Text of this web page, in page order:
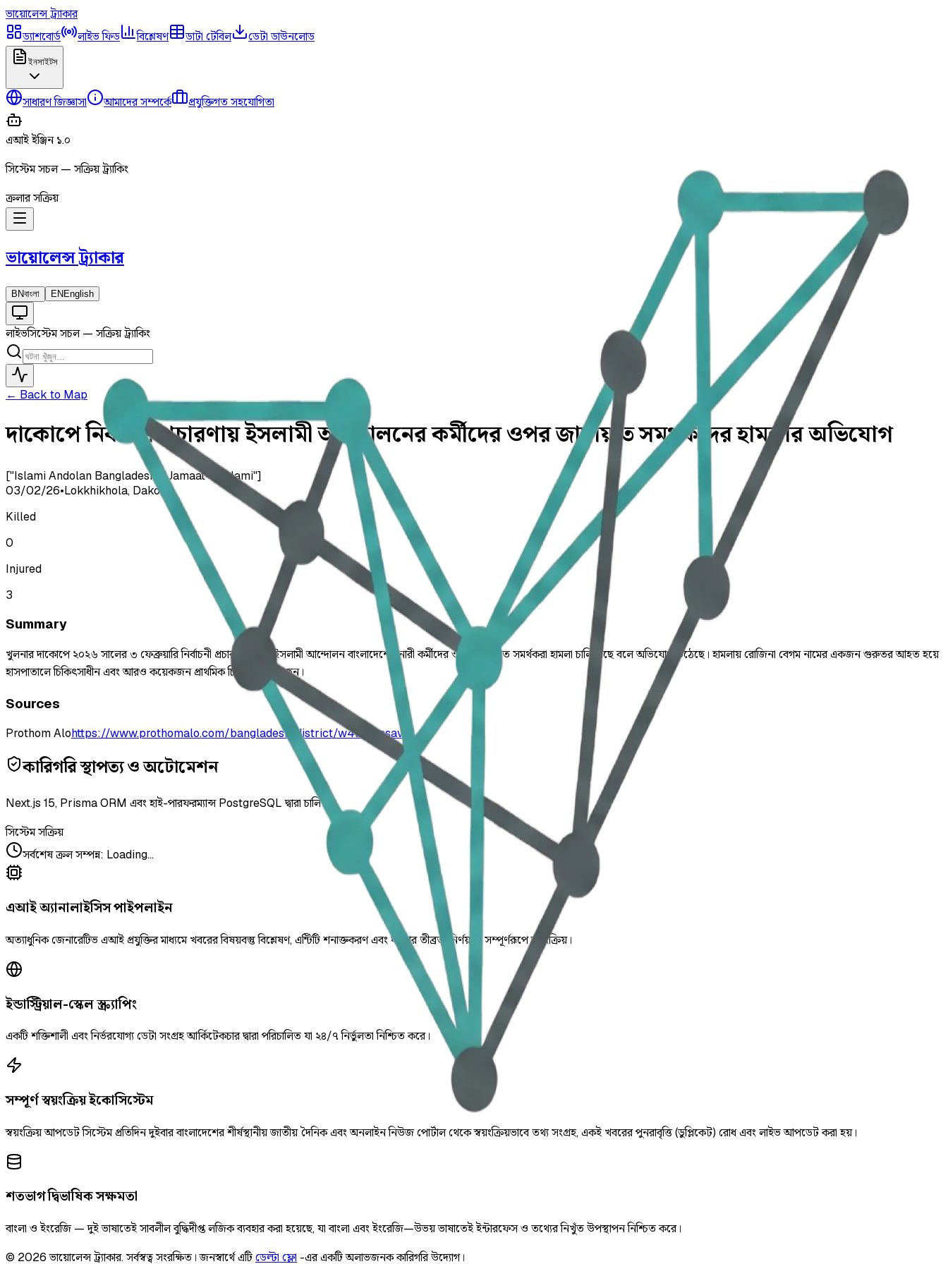
ভায়োলেন্সট্র্যাকার
ড্যাশবোর্ড
লাইভ ফিড বিশ্লেষণ ডাটা টেবিল ডেটা ডাউনলোড
ইনসাইটস
সাধারণ জিজ্ঞাসা আমাদের সম্পর্কে প্রযুক্তিগত সহযোগিতা
এআই ইঞ্জিন ১.০
সিস্টেম সচল — সক্রিয় ট্র্যাকিং
ক্রলার সক্রিয়
ভায়োলেন্সট্র্যাকার
BNবাংলা EN English
লাইভসিস্টেম সচল — সক্রিয় ট্র্যাকিং
← Back to Map
দাকোপে নির্বাচনী প্রচারণায় ইসলামী আন্দোলনের কর্মীদের ওপর জামায়াত সমর্থকদের হামলার অভিযোগ
["Islami Andolan Bangladesh","Jamaat-e-Islami"]
03/02/26•Lokkhikhola, Dakop
Killed
0
Injured
3
Summary
খুলনার দাকোপে ২০২৬ সালের ৩ ফেব্রুয়ারি নির্বাচনী প্রচারণার সময় ইসলামী আন্দোলন বাংলাদেশের নারী কর্মীদের ওপর জামায়াত সমর্থকরা হামলা চালিয়েছে বলে অভিযোগ উঠেছে। হামলায় রোজিনা বেগম নামের একজন গুরুতর আহত হয়ে
হাসপাতালে চিকিৎসাধীন এবং আরও কয়েকজন প্রাথমিক চিকিৎসা নিয়েছেন।
Sources
Prothom Alohttps://www.prothomalo.com/bangladesh/district/w4l2lomsav
কারিগরি স্থাপত্য ও অটোমেশন
Next.js 15, Prisma ORM এবং হাই-পারফরম্যান্স PostgreSQL দ্বারা চালিত।
সিস্টেম সক্রিয়
সর্বশেষ ক্রল সম্পন্ন: Loading...
এআই অ্যানালাইসিস পাইপলাইন
অত্যাধুনিক জেনারেটিভ এআই প্রযুক্তির মাধ্যমে খবরের বিষয়বস্তু বিশ্লেষণ, এন্টিটি শনাক্তকরণ এবং ঘটনার তীব্রতা নির্ণয় যা সম্পূর্ণরূপে স্বয়ংক্রিয়।
ইন্ডাস্ট্রিয়াল-স্কেল স্ক্র্যাপিং
একটি শক্তিশালী এবং নির্ভরযোগ্য ডেটা সংগ্রহ আর্কিটেকচার দ্বারা পরিচালিত যা ২৪/৭ নির্ভুলতা নিশ্চিত করে।
সম্পূর্ণ স্বয়ংক্রিয় ইকোসিস্টেম
স্বয়ংক্রিয় আপডেট সিস্টেম প্রতিদিন দুইবার বাংলাদেশের শীর্ষস্থানীয় জাতীয় দৈনিক এবং অনলাইন নিউজ পোর্টাল থেকে স্বয়ংক্রিয়ভাবে তথ্য সংগ্রহ, একই খবরের পুনরাবৃত্তি (ডুপ্লিকেট) রোধ এবং লাইভ আপডেট করা হয়।
শতভাগ দ্বিভাষিক সক্ষমতা
বাংলা ও ইংরেজি — দুই ভাষাতেই সাবলীল বুদ্ধিদীপ্ত লজিক ব্যবহার করা হয়েছে, যা বাংলা এবং ইংরেজি—উভয় ভাষাতেই ইন্টারফেস ও তথ্যের নিখুঁত উপস্থাপন নিশ্চিত করে।
© 2026 ভায়োলেন্স ট্র্যাকার.সর্বস্বত্ব সংরক্ষিত। জনস্বার্থে এটিডেল্টা ফ্লো -এর একটি অলাভজনক কারিগরি উদ্যোগ।